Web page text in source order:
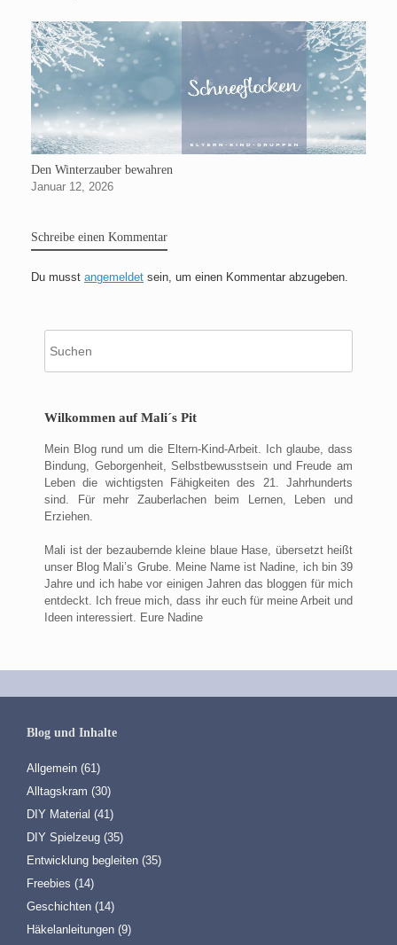
Den Winterzauber bewahren
Januar 12, 2026
Schreibe einen Kommentar
Du musst angemeldet sein, um einen Kommentar abzugeben.
nach:
Wilkommen auf Mali´s Pit
Mein Blog rund um die Eltern-Kind-Arbeit. Ich glaube, dass
Bindung, Geborgenheit, Selbstbewusstsein und Freude am
Leben die wichtigsten Fähigkeiten des 21. Jahrhunderts
sind. Für mehr Zauberlachen beim Lernen, Leben und
Erziehen.
Mali ist der bezaubernde kleine blaue Hase, übersetzt heißt
unser Blog Mali’s Grube. Meine Name ist Nadine, ich bin 39
Jahre und ich habe vor einigen Jahren das bloggen für mich
entdeckt. Ich freue mich, dass ihr euch für meine Arbeit und
Ideen interessiert. Eure Nadine
Blog und Inhalte
Allgemein (61)
Alltagskram (30)
DIY Material (41)
DIY Spielzeug (35)
Entwicklung begleiten (35)
Freebies (14)
Geschichten (14)
Häkelanleitungen (9)